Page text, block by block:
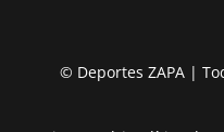
© Deportes ZAPA |